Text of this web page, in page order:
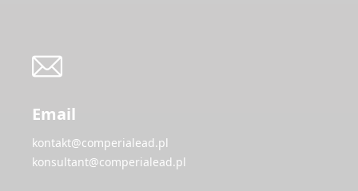
Email
kontakt@comperialead.pl
konsultant@comperialead.pl